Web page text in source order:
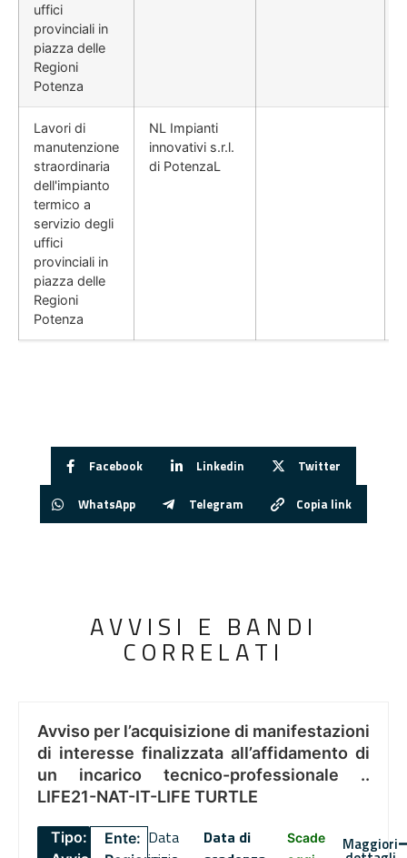
uffici
provinciali in
piazza delle
Regioni
Potenza
Lavori di
manutenzione
straordinaria
dell'impianto
termico a
servizio degli
uffici
provinciali in
piazza delle
Regioni
Potenza
NL Impianti
innovativi s.r.l.
di PotenzaL
Facebook Linkedin Twitter
WhatsApp Telegram Copia link
AVVISI E BANDI
CORRELATI
Avviso per l’acquisizione di manifestazioni
di interesse finalizzata all’affidamento di
un incarico tecnico-professionale ..
LIFE21-NAT-IT-LIFE TURTLE
Tipo:
Ente: Data
Data di
Scade
Maggiori